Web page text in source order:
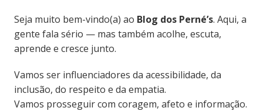
Seja muito bem-vindo(a) ao Blog dos Perné’s. Aqui, a
gente fala sério — mas também acolhe, escuta,
aprende e cresce junto.
Vamos ser influenciadores da acessibilidade, da
inclusão, do respeito e da empatia.
Vamos prosseguir com coragem, afeto e informação.